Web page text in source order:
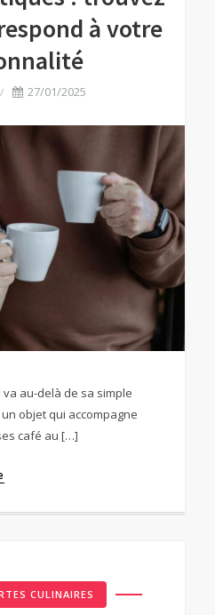
à votre
27/01/2025
au-delà de sa simple
objet qui accompagne
café au […]
CULINAIRES